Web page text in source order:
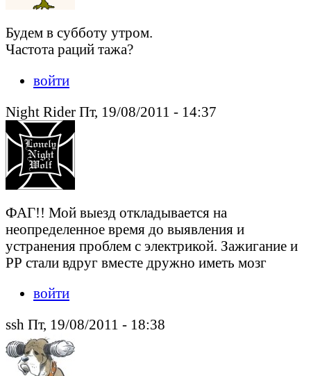
Будем в субботу утром.
Частота раций тажа?
войти
Night Rider Пт, 19/08/2011 - 14:37
ФАГ!! Мой выезд откладывается на
неопределенное время до выявления и
устранения проблем с электрикой. Зажигание и
РР стали вдруг вместе дружно иметь мозг
войти
ssh Пт, 19/08/2011 - 18:38